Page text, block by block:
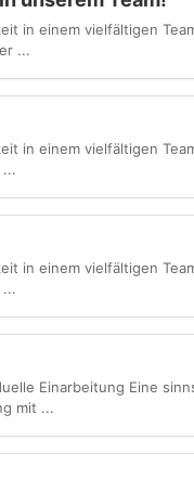
in einem vielfältigen
...
in einem vielfältigen
in einem vielfältigen
Einarbeitung Eine
mit ...